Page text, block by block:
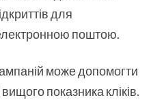
для
поштою.
може допомогти
показника кліків.